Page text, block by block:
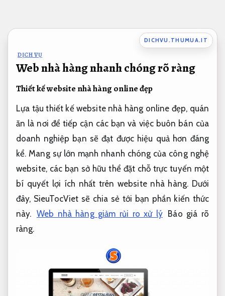
nội
dung
DICHVU.THUMUA.IT
DỊCH VỤ
Web nhà hàng nhanh chóng rõ ràng
Thiết kế website nhà hàng online đẹp
Lựa tậu thiết kế website nhà hàng online đẹp, quán
ăn là nơi để tiếp cận các bạn và việc buôn bán của
doanh nghiệp bạn sẽ đạt được hiệu quả hơn đáng
kể. Mang sự lớn mạnh nhanh chóng của công nghệ
website, các bạn sở hữu thể đặt chỗ trực tuyến một
bí quyết lợi ích nhất trên website nhà hàng. Dưới
đây, SieuTocViet sẽ chia sẻ tới bạn phần kiến thức
này. Web nhà hàng giảm rủi ro xử lý Báo giá rõ
ràng.